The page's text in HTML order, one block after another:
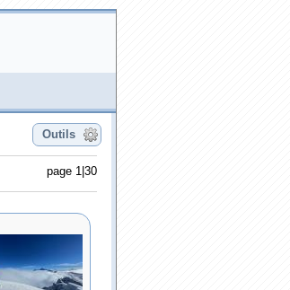
Outils
page 1|30